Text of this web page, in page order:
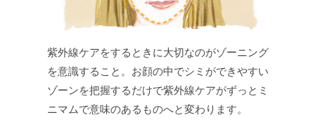
紫外線ケアをするときに大切なのがゾーニング
を意識すること。お顔の中でシミができやすい
ゾーンを把握するだけで紫外線ケアがずっとミ
ニマムで意味のあるものへと変わります。